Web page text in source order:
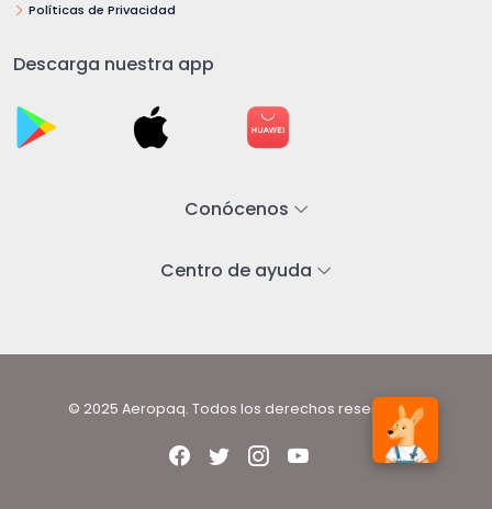
Políticas de Privacidad
Descarga nuestra app
Conócenos
Centro de ayuda
© 2025 Aeropaq. Todos los derechos reservados.